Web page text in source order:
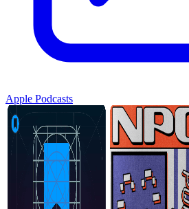
Apple Podcasts